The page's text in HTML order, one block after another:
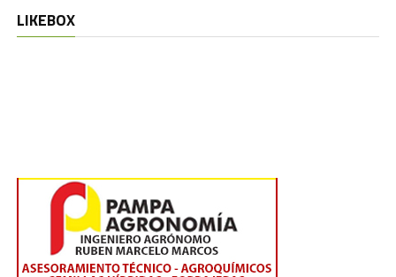
LIKEBOX